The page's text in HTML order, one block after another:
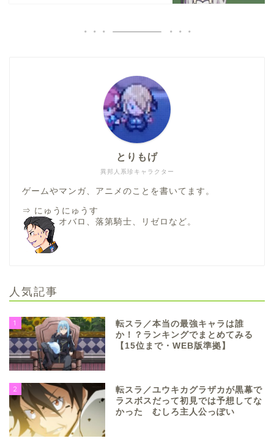
異邦人系珍キャラクター
とりもげ
ゲームやマンガ、アニメのことを書いてます。
⇒ にゅうにゅうす
オバロ、落第騎士、リゼロなど。
人気記事
1
転スラ／本当の最強キャラは誰
か！？ランキングでまとめてみる
【15位まで・WEB版準拠】
2
転スラ／ユウキカグラザカが黒幕で
ラスボスだって初見では予想してな
かった むしろ主人公っぽい